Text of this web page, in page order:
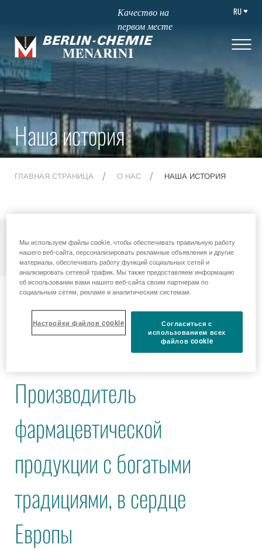
Качество на
первом месте
RU
Наша история
ГЛАВНАЯ СТРАНИЦА О НАС НАША ИСТОРИЯ
Наша история
Производитель
фармацевтической
продукции с богатыми
традициями, в сердце
Европы
Мы используем файлы cookie, чтобы обеспечивать правильную работу
нашего веб-сайта, персонализировать рекламные объявления и другие
материалы, обеспечивать работу функций социальных сетей и
анализировать сетевой трафик. Мы также предоставляем информацию
об использовании вами нашего веб-сайта своим партнерам по
социальным сетям, рекламе и аналитическим системам.
Настройки файлов cookie
Согласиться с
использованием всех
файлов cookie